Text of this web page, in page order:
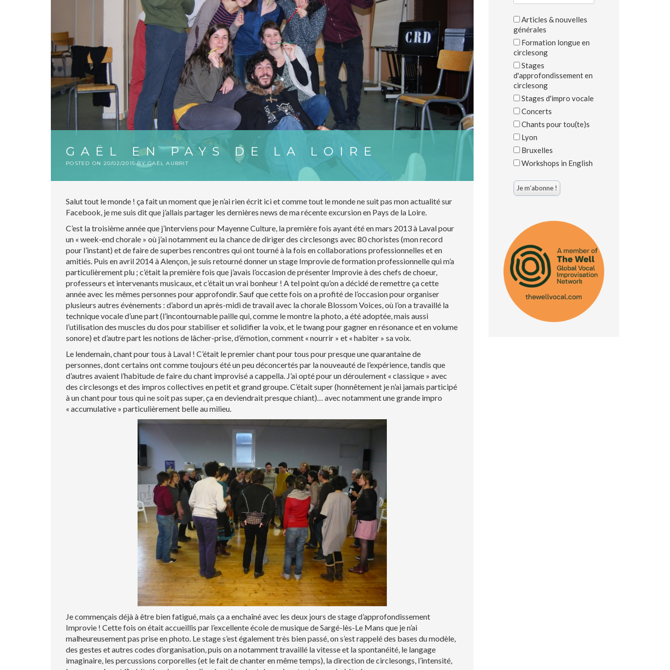
GAËL EN PAYS DE LA LOIRE
POSTED ON 20/02/2015BYGAËL AUBRIT
Salut tout le monde ! ça fait un moment que je n’ai rien écrit ici et comme tout le monde ne suit pas mon actualité sur
Facebook, je me suis dit que j’allais partager les dernières news de ma récente excursion en Pays de la Loire.
C’est la troisième année que j’interviens pour Mayenne Culture, la première fois ayant été en mars 2013 à Laval pour
un « week-end chorale » où j’ai notamment eu la chance de diriger des circlesongs avec 80 choristes (mon record
pour l’instant) et de faire de superbes rencontres qui ont tourné à la fois en collaborations professionnelles et en
amitiés. Puis en avril 2014 à Alençon, je suis retourné donner un stage Improvie de formation professionnelle qui m’a
particulièrement plu ; c’était la première fois que j’avais l’occasion de présenter Improvie à des chefs de choeur,
professeurs et intervenants musicaux, et c’était un vrai bonheur ! A tel point qu’on a décidé de remettre ça cette
année avec les mêmes personnes pour approfondir. Sauf que cette fois on a profité de l’occasion pour organiser
plusieurs autres évènements : d’abord un après-midi de travail avec la chorale Blossom Voices, où l’on a travaillé la
technique vocale d’une part (l’incontournable paille qui, comme le montre la photo, a été adoptée, mais aussi
l’utilisation des muscles du dos pour stabiliser et solidifier la voix, et le twang pour gagner en résonance et en volume
sonore) et d’autre part les notions de lâcher-prise, d’émotion, comment « nourrir » et « habiter » sa voix.
Le lendemain, chant pour tous à Laval ! C’était le premier chant pour tous pour presque une quarantaine de
personnes, dont certains ont comme toujours été un peu déconcertés par la nouveauté de l’expérience, tandis que
d’autres avaient l’habitude de faire du chant improvisé a cappella. J’ai opté pour un déroulement « classique » avec
des circlesongs et des impros collectives en petit et grand groupe. C’était super (honnêtement je n’ai jamais participé
à un chant pour tous qui ne soit pas super, ça en deviendrait presque chiant)… avec notamment une grande impro
« accumulative » particulièrement belle au milieu.
Je commençais déjà à être bien fatigué, mais ça a enchaîné avec les deux jours de stage d’approfondissement
Improvie ! Cette fois on était accueillis par l’excellente école de musique de Sargé-lès-Le Mans que je n’ai
malheureusement pas prise en photo. Le stage s’est également très bien passé, on s’est rappelé des bases du modèle,
des gestes et autres codes d’organisation, puis on a notamment travaillé la vitesse et la spontanéité, le langage
imaginaire, les percussions corporelles (et le fait de chanter en même temps), la direction de circlesongs, l’intensité,
Articles & nouvelles
générales
Formation longue en
circlesong
Stages
d'approfondissement en
circlesong
Stages d'impro vocale
Concerts
Chants pour tou(te)s
Lyon
Bruxelles
Workshops in English